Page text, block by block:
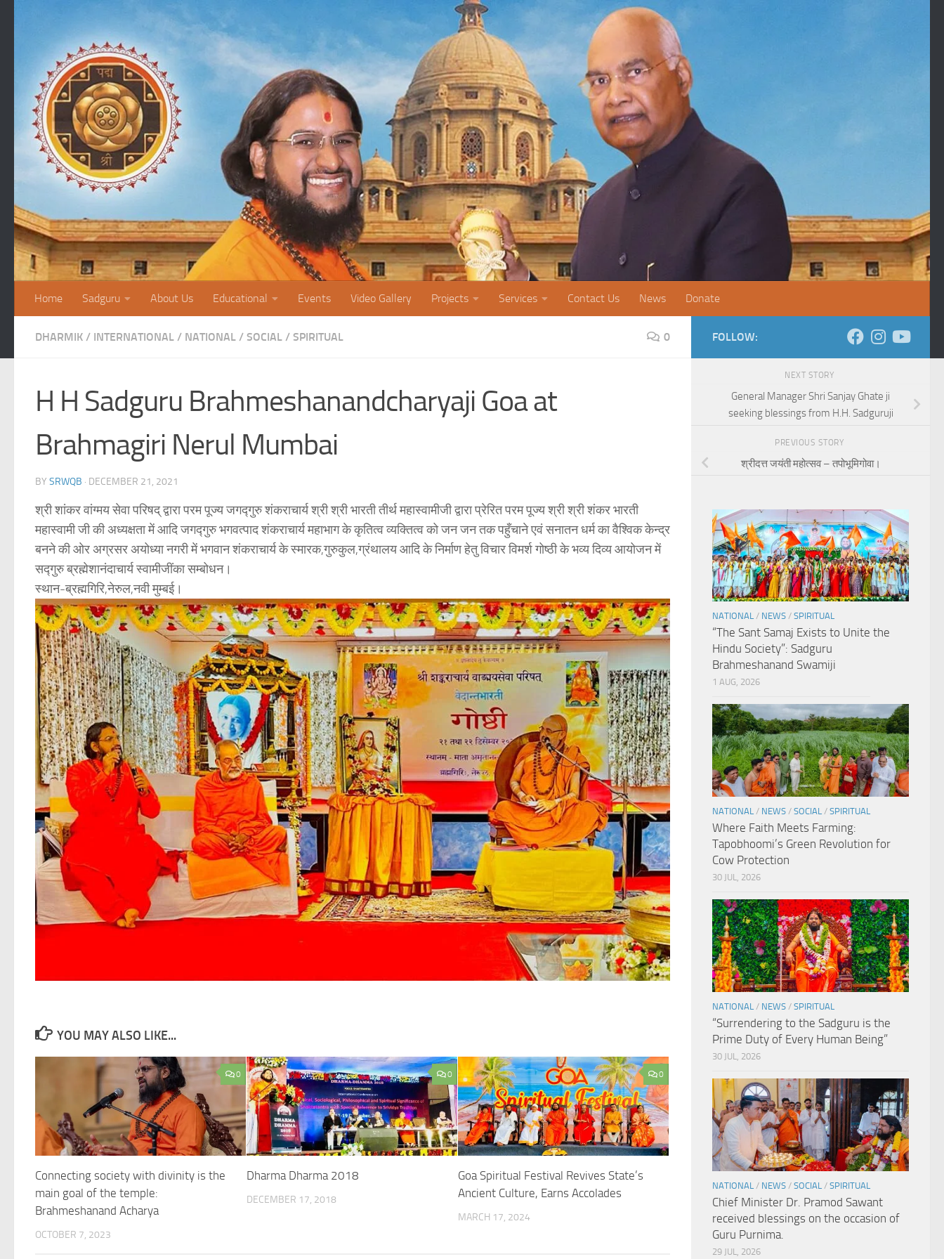
Home Sadguru About Us Educational Events Video Gallery Projects Services Contact Us News Donate
DHARMIK / INTERNATIONAL / NATIONAL / SOCIAL / SPIRITUAL 0
H H Sadguru Brahmeshanandcharyaji Goa at
Brahmagiri Nerul Mumbai
BY SRWQB · DECEMBER 21, 2021
श्री शांकर वांग्मय सेवा परिषद् द्वारा परम पूज्य जगद्गुरु शंकराचार्य श्री श्री भारती तीर्थ महास्वामीजी द्वारा प्रेरित परम पूज्य श्री श्री शंकर भारती
महास्वामी जी की अध्यक्षता में आदि जगद्गुरु भगवत्पाद शंकराचार्य महाभाग के कृतित्व व्यक्तित्व को जन जन तक पहुँचाने एवं सनातन धर्म का वैश्विक केन्द्र
बनने की ओर अग्रसर अयोध्या नगरी में भगवान शंकराचार्य के स्मारक,गुरुकुल,ग्रंथालय आदि के निर्माण हेतु विचार विमर्श गोष्ठी के भव्य दिव्य आयोजन में
सद्गुरु ब्रह्मेशानंदाचार्य स्वामीजींका सम्बोधन।
स्थान-ब्रह्मगिरि,नेरुल,नवी मुम्बई।
YOU MAY ALSO LIKE...
0
Connecting society with divinity is the
main goal of the temple:
Brahmeshanand Acharya
OCTOBER 7, 2023
0
Dharma Dharma 2018
DECEMBER 17, 2018
0
Goa Spiritual Festival Revives State’s
Ancient Culture, Earns Accolades
MARCH 17, 2024
FOLLOW:
NEXT STORY
General Manager Shri Sanjay Ghate ji
seeking blessings from H.H. Sadguruji
PREVIOUS STORY
श्रीदत्त जयंती महोत्सव – तपोभूमिगोवा।
NATIONAL / NEWS / SPIRITUAL
“The Sant Samaj Exists to Unite the
Hindu Society”: Sadguru
Brahmeshanand Swamiji
1 AUG, 2026
NATIONAL / NEWS / SOCIAL / SPIRITUAL
Where Faith Meets Farming:
Tapobhoomi’s Green Revolution for
Cow Protection
30 JUL, 2026
NATIONAL / NEWS / SPIRITUAL
“Surrendering to the Sadguru is the
Prime Duty of Every Human Being”
30 JUL, 2026
NATIONAL / NEWS / SOCIAL / SPIRITUAL
Chief Minister Dr. Pramod Sawant
received blessings on the occasion of
Guru Purnima.
29 JUL, 2026